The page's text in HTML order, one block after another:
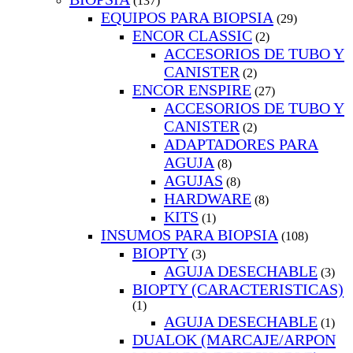
EQUIPOS PARA BIOPSIA (29)
ENCOR CLASSIC (2)
ACCESORIOS DE TUBO Y
CANISTER (2)
ENCOR ENSPIRE (27)
ACCESORIOS DE TUBO Y
CANISTER (2)
ADAPTADORES PARA
AGUJA (8)
AGUJAS (8)
HARDWARE (8)
KITS (1)
INSUMOS PARA BIOPSIA (108)
BIOPTY (3)
AGUJA DESECHABLE (3)
BIOPTY (CARACTERISTICAS)
(1)
AGUJA DESECHABLE (1)
DUALOK (MARCAJE/ARPON